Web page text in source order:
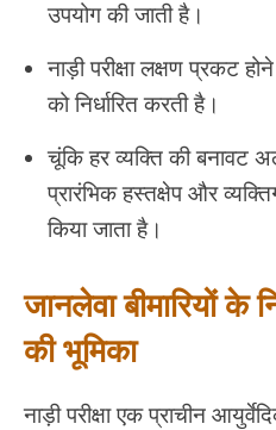
उपयोग की जाती है।
नाड़ी परीक्षा लक्षण प्रकट
को निर्धारित करती है।
चूंकि हर व्यक्ति की बनावट
प्रारंभिक हस्तक्षेप और
किया जाता है।
जानलेवा बीमारियों के
की भूमिका
नाड़ी परीक्षा एक प्राचीन